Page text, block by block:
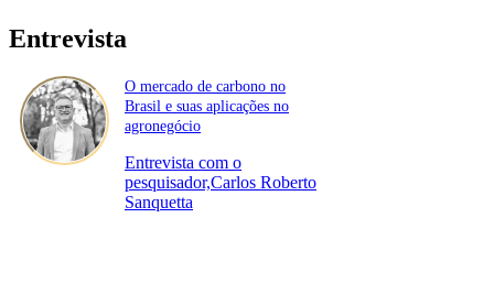
Entrevista
O mercado de carbono no
Brasil e suas aplicações no
agronegócio
Entrevista com o
pesquisador,Carlos Roberto
Sanquetta